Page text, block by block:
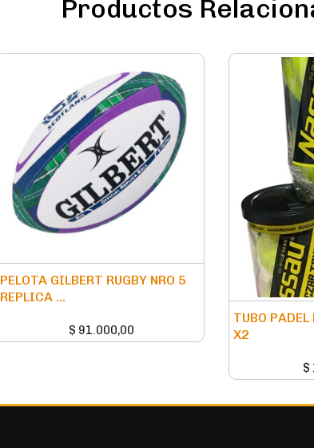
Productos
PELOTA GILBERT RUGBY NRO 5
REPLICA ...
$ 91.000,00
TUBO PADEL
X2
$